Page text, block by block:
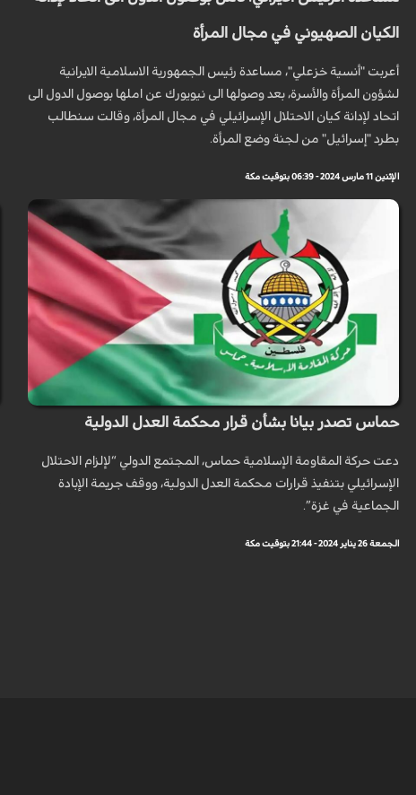
الكيان الصهيوني في مجال المرأة
أعربت "أنسية خزعلي"، مساعدة رئيس الجمهورية الاسلامية الايرانية
لشؤون المرأة والأسرة، بعد وصولها الى نيويورك عن املها بوصول الدول الى
اتحاد لإدانة كيان الاحتلال الإسرائيلي في مجال المرأة، وقالت سنطالب
بطرد "إسرائيل" من لجنة وضع المرأة.
الإثنين 11 مارس 2024 - 06:39 بتوقيت مكة
حماس تصدر بيانا بشأن قرار محكمة العدل الدولية
دعت حركة المقاومة الإسلامية حماس، المجتمع الدولي “لإلزام الاحتلال
الإسرائيلي بتنفيذ قرارات محكمة العدل الدولية، ووقف جريمة الإبادة
الجماعية في غزة”.
الجمعة 26 يناير 2024 - 21:44 بتوقيت مكة